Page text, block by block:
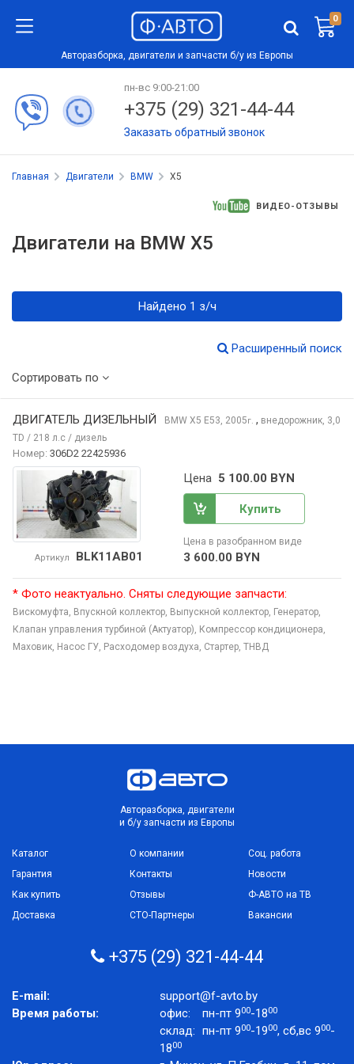
0
Авторазборка, двигатели и запчасти б/у из Европы
пн-вс 9:00-21:00
+375 (29) 321-44-44
Заказать обратный звонок
Главная Двигатели BMW X5
ВИДЕО-ОТЗЫВЫ
Двигатели на BMW X5
Найдено 1 з/ч
Расширенный поиск
Сортировать по
ДВИГАТЕЛЬ ДИЗЕЛЬНЫЙ BMW X5 E53, 2005г. , внедорожник, 3,0
TD / 218 л.с / дизель
Номер: 306D2 22425936
Артикул BLK11AB01
Цена 5 100.00 BYN
Купить
Цена в разобранном виде
3 600.00 BYN
* Фото неактуально. Сняты следующие запчасти:
Вискомуфта, Впускной коллектор, Выпускной коллектор, Генератор,
Клапан управления турбиной (Актуатор), Компрессор кондиционера,
Маховик, Насос ГУ, Расходомер воздуха, Стартер, ТНВД
Авторазборка, двигатели
и б/у запчасти из Европы
Каталог
Гарантия
Как купить
Доставка
О компании
Контакты
Отзывы
СТО-Партнеры
Соц. работа
Новости
Ф-АВТО на ТВ
Вакансии
+375 (29) 321-44-44
E-mail:
support@f-avto.by
Время работы:
офис: пн-пт 900-1800
склад: пн-пт 900-1900, сб,вс 900-
1800